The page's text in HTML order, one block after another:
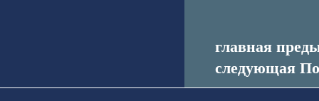
главная
следующая